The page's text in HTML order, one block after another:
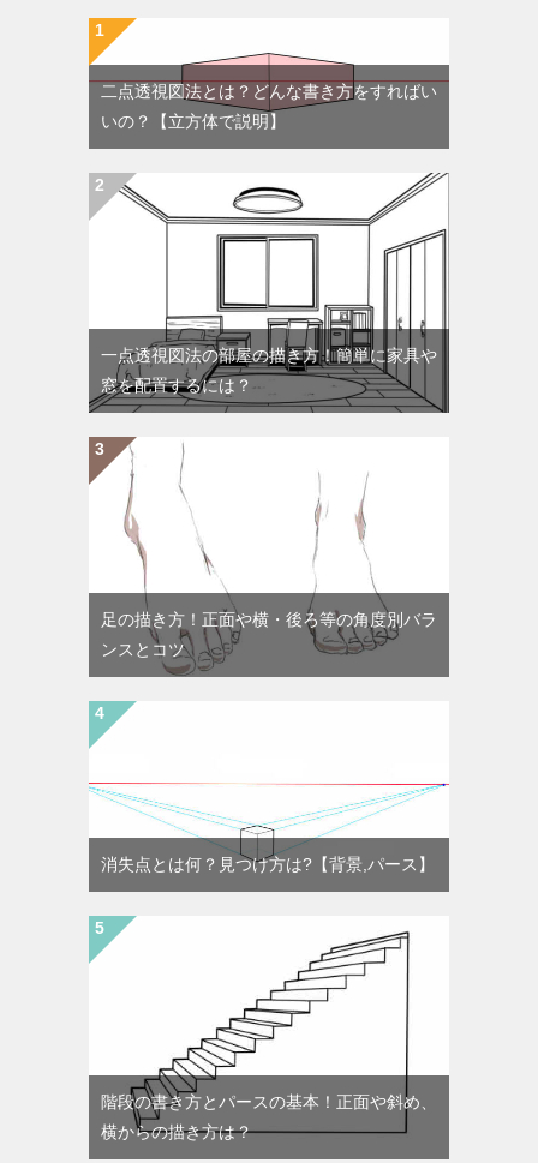
二点透視図法とは？どんな書き方をすればい
いの？【立方体で説明】
一点透視図法の部屋の描き方！簡単に家具や
窓を配置するには？
足の描き方！正面や横・後ろ等の角度別バラ
ンスとコツ
消失点とは何？見つけ方は?【背景,パース】
階段の書き方とパースの基本！正面や斜め、
横からの描き方は？